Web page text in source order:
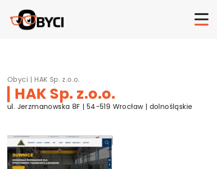
Obyci |HAK Sp. z.o.o.
HAK Sp. z.o.o.
ul. Jerzmanowska 8F | 54-519 Wrocław | dolnośląskie